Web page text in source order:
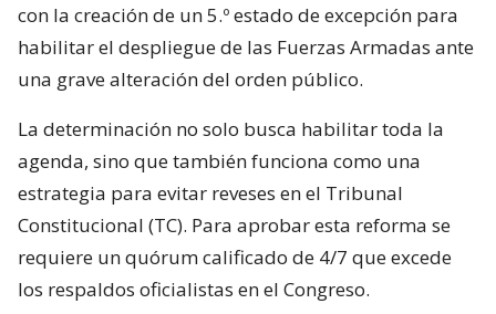
con la creación de un 5.º estado de excepción para
habilitar el despliegue de las Fuerzas Armadas ante
una grave alteración del orden público.
La determinación no solo busca habilitar toda la
agenda, sino que también funciona como una
estrategia para evitar reveses en el Tribunal
Constitucional (TC). Para aprobar esta reforma se
requiere un quórum calificado de 4/7 que excede
los respaldos oficialistas en el Congreso.